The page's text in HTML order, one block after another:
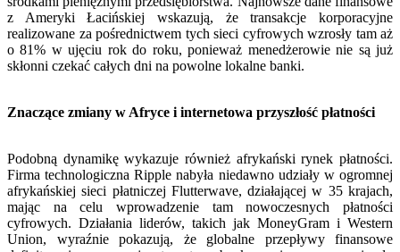
z Ameryki Łacińskiej wskazują, że transakcje korporacyjne
realizowane za pośrednictwem tych sieci cyfrowych wzrosły tam aż
o 81% w ujęciu rok do roku, ponieważ menedżerowie nie są już
skłonni czekać całych dni na powolne lokalne banki.
Znaczące zmiany w Afryce i internetowa przyszłość płatności
Podobną dynamikę wykazuje również afrykański rynek płatności.
Firma technologiczna Ripple nabyła niedawno udziały w ogromnej
afrykańskiej sieci płatniczej Flutterwave, działającej w 35 krajach,
mając na celu wprowadzenie tam nowoczesnych płatności
cyfrowych. Działania liderów, takich jak MoneyGram i Western
Union, wyraźnie pokazują, że globalne przepływy finansowe